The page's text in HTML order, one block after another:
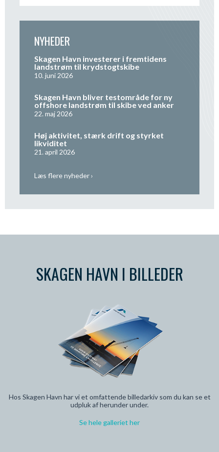
NYHEDER
Skagen Havn investerer i fremtidens
landstrøm til krydstogtskibe
10. juni 2026
Skagen Havn bliver testområde for ny
offshore landstrøm til skibe ved anker
22. maj 2026
Høj aktivitet, stærk drift og styrket
likviditet
21. april 2026
Læs flere nyheder ›
SKAGEN HAVN I BILLEDER
Hos Skagen Havn har vi et omfattende billedarkiv som du kan se et
udpluk af herunder under.
Se hele galleriet her